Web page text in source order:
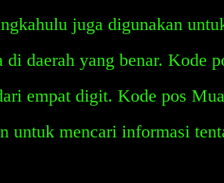
juga digunakan
di daerah yang benar. Kode
empat digit. Kode pos
untuk mencari informasi